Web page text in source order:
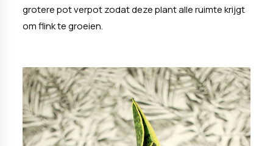
grotere pot verpot zodat deze plant alle ruimte krijgt
om flink te groeien.